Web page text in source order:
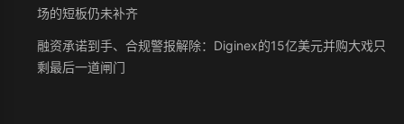
场的短板仍未补齐
融资承诺到手、合规警报解除：Diginex的15亿美元并购大戏只
剩最后一道闸门